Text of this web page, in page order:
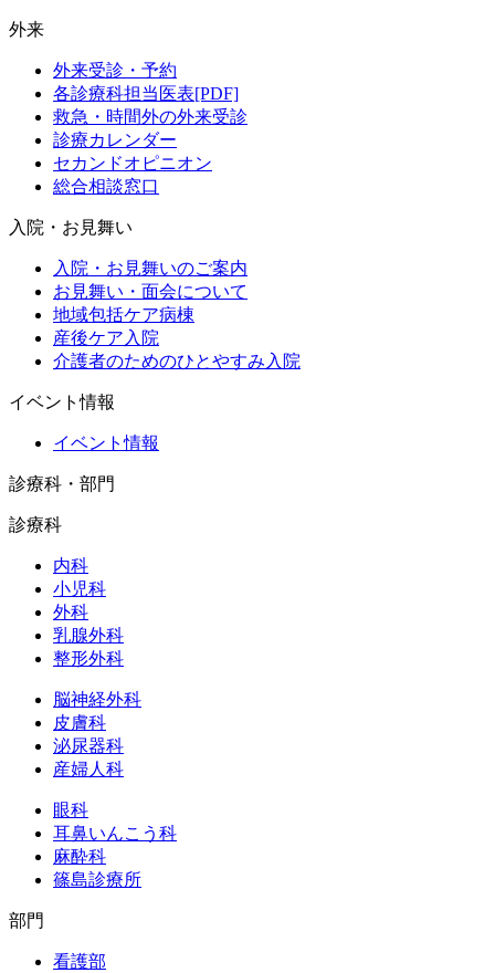
外来
外来受診・予約
各診療科担当医表[PDF]
救急・時間外の外来受診
診療カレンダー
セカンドオピニオン
総合相談窓口
入院・お見舞い
入院・お見舞いのご案内
お見舞い・面会について
地域包括ケア病棟
産後ケア入院
介護者のためのひとやすみ入院
イベント情報
イベント情報
診療科・部門
診療科
内科
小児科
外科
乳腺外科
整形外科
脳神経外科
皮膚科
泌尿器科
産婦人科
眼科
耳鼻いんこう科
麻酔科
篠島診療所
部門
看護部